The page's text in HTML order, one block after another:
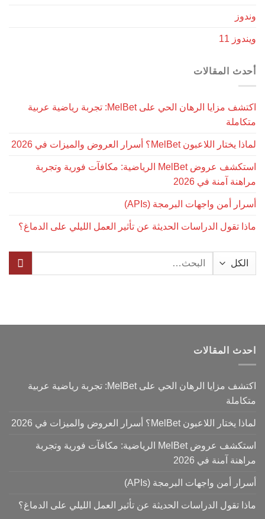
وندوز
ويندوز 11
أحدث المقالات
اكتشف مزايا الرهان الحي على MelBet: تجربة رياضية عربية
متكاملة
لماذا يختار اللاعبون MelBet؟ أسرار العروض والميزات في 2026
استكشف عروض MelBet الرياضية: مكافآت فورية وتجربة
مراهنة آمنة في 2026
أسرار أمن واجهات البرمجة (APIs)
ماذا تقول الدراسات الحديثة عن تأثير العمل الليلي على الدماغ؟
البحث
احدث المقالات
اكتشف مزايا الرهان الحي على MelBet: تجربة رياضية عربية
متكاملة
لماذا يختار اللاعبون MelBet؟ أسرار العروض والميزات في 2026
استكشف عروض MelBet الرياضية: مكافآت فورية وتجربة
مراهنة آمنة في 2026
أسرار أمن واجهات البرمجة (APIs)
ماذا تقول الدراسات الحديثة عن تأثير العمل الليلي على الدماغ؟